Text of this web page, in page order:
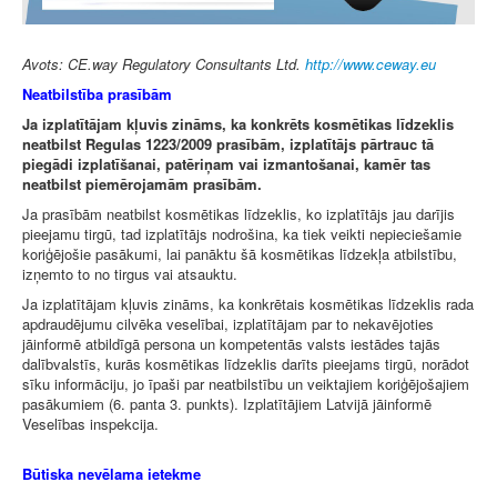
Avots: CE.way Regulatory Consultants Ltd. http://www.ceway.eu
Neatbilstība prasībām
Ja izplatītājam kļuvis zināms, ka konkrēts kosmētikas līdzeklis
neatbilst Regulas 1223/2009 prasībām, izplatītājs pārtrauc tā
piegādi izplatīšanai, patēriņam vai izmantošanai, kamēr tas
neatbilst piemērojamām prasībām.
Ja prasībām neatbilst kosmētikas līdzeklis, ko izplatītājs jau darījis
pieejamu tirgū, tad izplatītājs nodrošina, ka tiek veikti nepieciešamie
koriģējošie pasākumi, lai panāktu šā kosmētikas līdzekļa atbilstību,
izņemto to no tirgus vai atsauktu.
Ja izplatītājam kļuvis zināms, ka konkrētais kosmētikas līdzeklis rada
apdraudējumu cilvēka veselībai, izplatītājam par to nekavējoties
jāinformē atbildīgā persona un kompetentās valsts iestādes tajās
dalībvalstīs, kurās kosmētikas līdzeklis darīts pieejams tirgū, norādot
sīku informāciju, jo īpaši par neatbilstību un veiktajiem koriģējošajiem
pasākumiem (6. panta 3. punkts). Izplatītājiem Latvijā jāinformē
Veselības inspekcija.
Būtiska nevēlama ietekme